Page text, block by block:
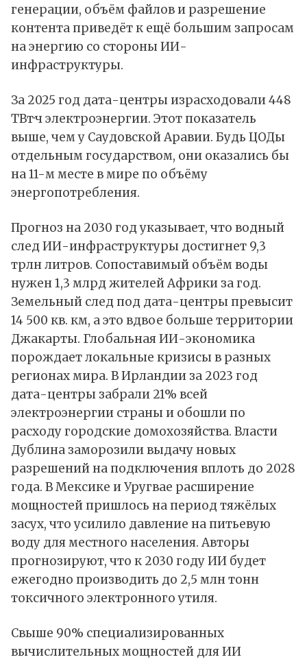
генерации, объём файлов и разрешение
контента приведёт к ещё большим запросам
на энергию со стороны ИИ-
инфраструктуры.
За 2025 год дата-центры израсходовали 448
ТВт·ч электроэнергии. Этот показатель
выше, чем у Саудовской Аравии. Будь ЦОДы
отдельным государством, они оказались бы
на 11-м месте в мире по объёму
энергопотребления.
Прогноз на 2030 год указывает, что водный
след ИИ-инфраструктуры достигнет 9,3
трлн литров. Сопоставимый объём воды
нужен 1,3 млрд жителей Африки за год.
Земельный след под дата-центры превысит
14 500 кв. км, а это вдвое больше территории
Джакарты. Глобальная ИИ-экономика
порождает локальные кризисы в разных
регионах мира. В Ирландии за 2023 год
дата-центры забрали 21% всей
электроэнергии страны и обошли по
расходу городские домохозяйства. Власти
Дублина заморозили выдачу новых
разрешений на подключения вплоть до 2028
года. В Мексике и Уругвае расширение
мощностей пришлось на период тяжёлых
засух, что усилило давление на питьевую
воду для местного населения. Авторы
прогнозируют, что к 2030 году ИИ будет
ежегодно производить до 2,5 млн тонн
токсичного электронного утиля.
Свыше 90% специализированных
вычислительных мощностей для ИИ